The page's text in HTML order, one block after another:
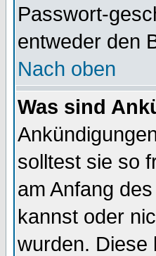
Passwort-
entweder den
Nach oben
Was sind
solltest sie so
am Anfang
kannst oder
wurden. Diese